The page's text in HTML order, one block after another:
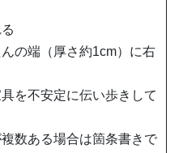
の端（厚さ約1cm）に右
を不安定に伝い歩きして
数ある場合は箇条書きで